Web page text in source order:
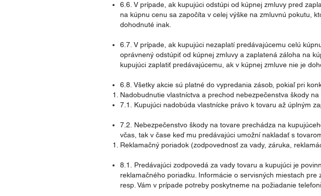
6.6. V prípade, ak kupujúci odstúpi od kúpnej zmluvy pred
na kúpnu cenu sa započíta v celej výške na zmluvnú pokutu,
dohodnuté inak.
6.7. V prípade, ak kupujúci nezaplatí predávajúcemu celú
oprávnený odstúpiť od kúpnej zmluvy a zaplatená záloha na
kupujúci zaplatiť predávajúcemu, ak v kúpnej zmluve nie je
6.8. Všetky akcie sú platné do vypredania zásob, pokiaľ pri
Nadobudnutie vlastníctva a prechod nebezpečenstva škody na
7.1. Kupujúci nadobúda vlastnícke právo k tovaru až úplným
7.2. Nebezpečenstvo škody na tovare prechádza na
včas, tak v čase keď mu predávajúci umožní nakladať s
Reklamačný poriadok (zodpovednosť za vady, záruka,
8.1. Predávajúci zodpovedá za vady tovaru a kupujúci je
reklamačného poriadku. Informácie o servisných miestach
resp. Vám v prípade potreby poskytneme na požiadanie